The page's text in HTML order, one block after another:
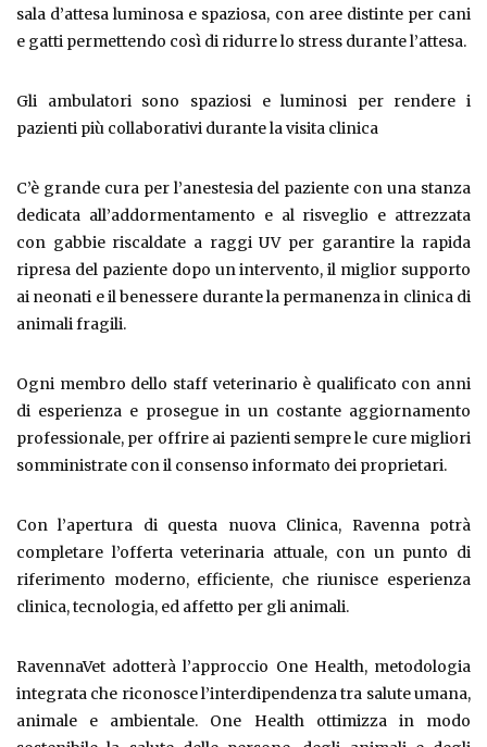
sala d’attesa luminosa e spaziosa, con aree distinte per cani
e gatti permettendo così di ridurre lo stress durante l’attesa.
Gli ambulatori sono spaziosi e luminosi per rendere i
pazienti più collaborativi durante la visita clinica
C’è grande cura per l’anestesia del paziente con una stanza
dedicata all’addormentamento e al risveglio e attrezzata
con gabbie riscaldate a raggi UV per garantire la rapida
ripresa del paziente dopo un intervento, il miglior supporto
ai neonati e il benessere durante la permanenza in clinica di
animali fragili.
Ogni membro dello staff veterinario è qualificato con anni
di esperienza e prosegue in un costante aggiornamento
professionale, per offrire ai pazienti sempre le cure migliori
somministrate con il consenso informato dei proprietari.
Con l’apertura di questa nuova Clinica, Ravenna potrà
completare l’offerta veterinaria attuale, con un punto di
riferimento moderno, efficiente, che riunisce esperienza
clinica, tecnologia, ed affetto per gli animali.
RavennaVet adotterà l’approccio One Health, metodologia
integrata che riconosce l’interdipendenza tra salute umana,
animale e ambientale. One Health ottimizza in modo